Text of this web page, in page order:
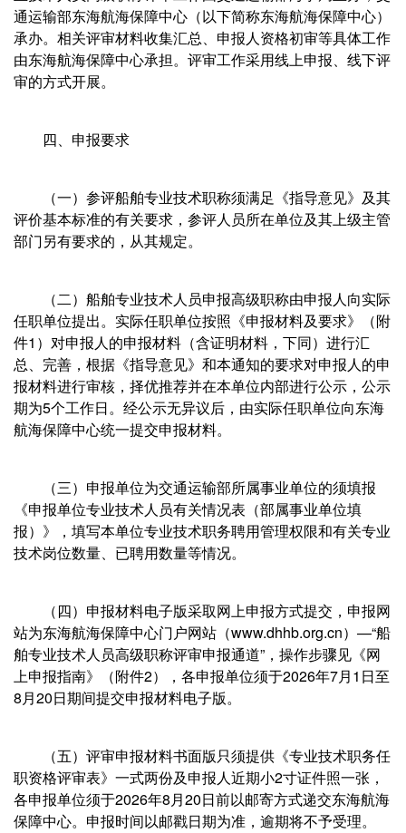
通运输部东海航海保障中心（以下简称东海航海保障中心）
承办。相关评审材料收集汇总、申报人资格初审等具体工作
由东海航海保障中心承担。评审工作采用线上申报、线下评
审的方式开展。
四、申报要求
（一）参评船舶专业技术职称须满足《指导意见》及其
评价基本标准的有关要求，参评人员所在单位及其上级主管
部门另有要求的，从其规定。
（二）船舶专业技术人员申报高级职称由申报人向实际
任职单位提出。实际任职单位按照《申报材料及要求》（附
件1）对申报人的申报材料（含证明材料，下同）进行汇
总、完善，根据《指导意见》和本通知的要求对申报人的申
报材料进行审核，择优推荐并在本单位内部进行公示，公示
期为5个工作日。经公示无异议后，由实际任职单位向东海
航海保障中心统一提交申报材料。
（三）申报单位为交通运输部所属事业单位的须填报
《申报单位专业技术人员有关情况表（部属事业单位填
报）》，填写本单位专业技术职务聘用管理权限和有关专业
技术岗位数量、已聘用数量等情况。
（四）申报材料电子版采取网上申报方式提交，申报网
站为东海航海保障中心门户网站（www.dhhb.org.cn）—“船
舶专业技术人员高级职称评审申报通道”，操作步骤见《网
上申报指南》（附件2），各申报单位须于2026年7月1日至
8月20日期间提交申报材料电子版。
（五）评审申报材料书面版只须提供《专业技术职务任
职资格评审表》一式两份及申报人近期小2寸证件照一张，
各申报单位须于2026年8月20日前以邮寄方式递交东海航海
保障中心。申报时间以邮戳日期为准，逾期将不予受理。